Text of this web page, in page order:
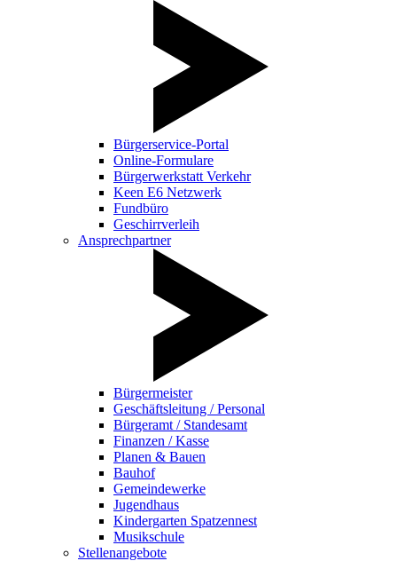
Bürgerservice-Portal
Online-Formulare
Bürgerwerkstatt Verkehr
Keen E6 Netzwerk
Fundbüro
Geschirrverleih
Ansprechpartner
Bürgermeister
Geschäftsleitung / Personal
Bürgeramt / Standesamt
Finanzen / Kasse
Planen & Bauen
Bauhof
Gemeindewerke
Jugendhaus
Kindergarten Spatzennest
Musikschule
Stellenangebote